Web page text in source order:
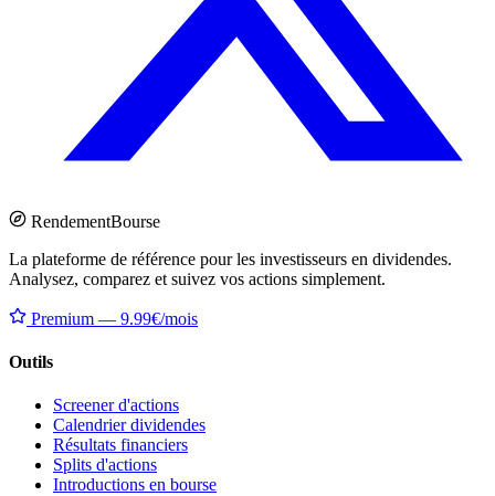
RendementBourse
La plateforme de référence pour les investisseurs en dividendes.
Analysez, comparez et suivez vos actions simplement.
Premium — 9.99€/mois
Outils
Screener d'actions
Calendrier dividendes
Résultats financiers
Splits d'actions
Introductions en bourse